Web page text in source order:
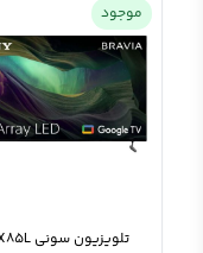
موجود
تلویزیون سونی 65X85L